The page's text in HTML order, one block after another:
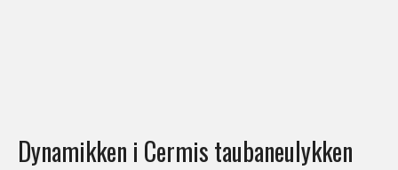
Dynamikken i Cermis taubaneulykken